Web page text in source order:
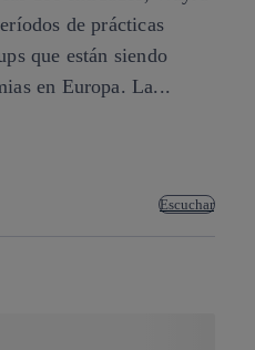
de prácticas
que están siendo
en Europa. La...
Escuchar